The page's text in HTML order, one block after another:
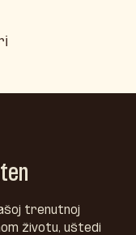
trenutnoj
životu, uštedi